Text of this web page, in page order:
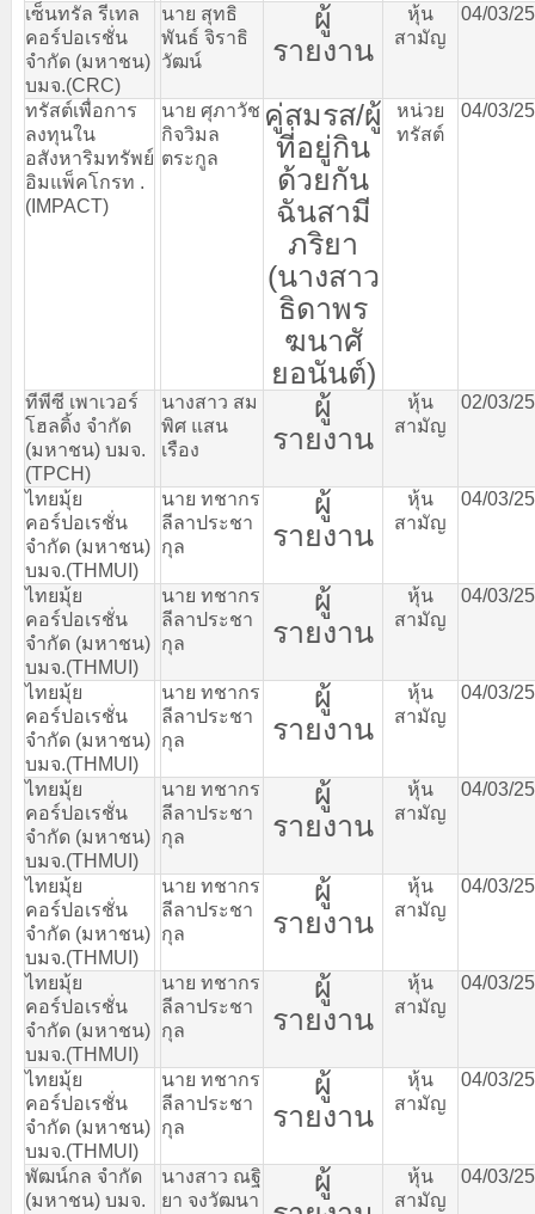
เซ็นทรัล รีเทล
คอร์ปอเรชั่น
จำกัด (มหาชน)
บมจ.(CRC)
นาย สุทธิ
พันธ์ จิราธิ
วัฒน์
ผู้
รายงาน
หุ้น
สามัญ
04/03/
ทรัสต์เพื่อการ
ลงทุนใน
อสังหาริมทรัพย์
อิมแพ็คโกรท .
(IMPACT)
นาย ศุภาวัช
กิจวิมล
ตระกูล
คู่สมรส/ผู้
ที่อยู่กิน
ด้วยกัน
ฉันสามี
ภริยา
(นางสาว
ธิดาพร
ฆนาศั
ยอนันต์)
หน่วย
ทรัสต์
04/03/
ทีพีซี เพาเวอร์
โฮลดิ้ง จำกัด
(มหาชน) บมจ.
(TPCH)
นางสาว สม
พิศ แสน
เรือง
ผู้
รายงาน
หุ้น
สามัญ
02/03/
ไทยมุ้ย
คอร์ปอเรชั่น
จำกัด (มหาชน)
บมจ.(THMUI)
นาย ทชากร
ลีลาประชา
กุล
ผู้
รายงาน
หุ้น
สามัญ
04/03/
ไทยมุ้ย
คอร์ปอเรชั่น
จำกัด (มหาชน)
บมจ.(THMUI)
นาย ทชากร
ลีลาประชา
กุล
ผู้
รายงาน
หุ้น
สามัญ
04/03/
ไทยมุ้ย
คอร์ปอเรชั่น
จำกัด (มหาชน)
บมจ.(THMUI)
นาย ทชากร
ลีลาประชา
กุล
ผู้
รายงาน
หุ้น
สามัญ
04/03/
ไทยมุ้ย
คอร์ปอเรชั่น
จำกัด (มหาชน)
บมจ.(THMUI)
นาย ทชากร
ลีลาประชา
กุล
ผู้
รายงาน
หุ้น
สามัญ
04/03/
ไทยมุ้ย
คอร์ปอเรชั่น
จำกัด (มหาชน)
บมจ.(THMUI)
นาย ทชากร
ลีลาประชา
กุล
ผู้
รายงาน
หุ้น
สามัญ
04/03/
ไทยมุ้ย
คอร์ปอเรชั่น
จำกัด (มหาชน)
บมจ.(THMUI)
นาย ทชากร
ลีลาประชา
กุล
ผู้
รายงาน
หุ้น
สามัญ
04/03/
ไทยมุ้ย
คอร์ปอเรชั่น
จำกัด (มหาชน)
บมจ.(THMUI)
นาย ทชากร
ลีลาประชา
กุล
ผู้
รายงาน
หุ้น
สามัญ
04/03/
พัฒน์กล จำกัด
(มหาชน) บมจ.
นางสาว ณฐิ
ยา จงวัฒนา
ผู้
หุ้น
สามัญ
04/03/